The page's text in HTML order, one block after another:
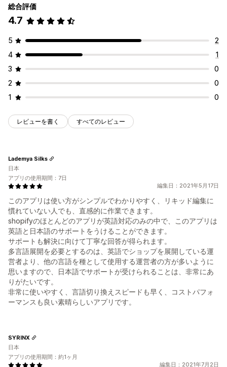
総合評価
4.7
5
2
4
1
3
0
2
0
1
0
レビューを書く すべてのレビュー
編集日：2021年5月17日
このアプリは使い方がシンプルでわかりやすく、リキッド編集に
慣れていない人でも、直感的に作業できます。
shopifyのほとんどのアプリが英語対応のみの中で、このアプリは
英語と日本語のサポートをうけることができます。
サポートも解決に向けて丁寧な回答が得られます。
多言語展開を必要とするのは、英語でショップを展開している運
営者より、他の言語を種として使用する運営者の方が多いように
思いますので、日本語でサポートが受けられることは、非常にあ
りがたいです。
非常に使いやすく、言語切り換えスピードも早く、コストパフォ
ーマンスも良い素晴らしいアプリです。
Lademya Silks
日本
アプリの使用期間：7日
編集日：2021年7月2日
SYRINX
日本
アプリの使用期間：約1ヶ月